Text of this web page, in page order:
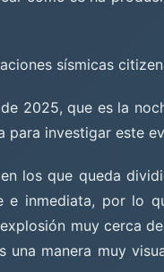
sísmicas
2025, que es la
investigar este
los que queda
inmediata, por lo
muy cerca
manera muy